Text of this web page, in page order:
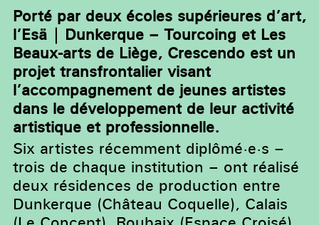
Porté par deux écoles supérieures d’art,
l’Esä | Dunkerque – Tourcoing et Les
Beaux-arts de Liège, Crescendo est un
projet transfrontalier visant
l’accompagnement de jeunes artistes
dans le développement de leur activité
artistique et professionnelle.
Six artistes récemment diplômé·e·s –
trois de chaque institution – ont réalisé
deux résidences de production entre
Dunkerque (Château Coquelle), Calais